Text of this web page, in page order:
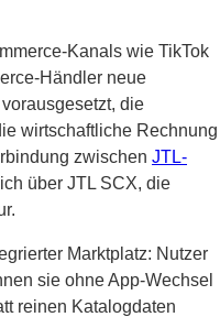
Kanals wie TikTok
Händler neue
die
wirtschaftliche Rechnung
zwischen JTL-
über JTL SCX, die
Marktplatz: Nutzer
sie ohne App-Wechsel
reinen Katalogdaten